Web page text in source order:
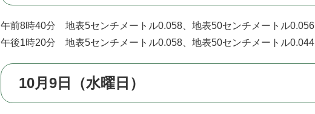
午前8時40分 地表5センチメートル0.058、地表50センチメートル0.056
午後1時20分 地表5センチメートル0.058、地表50センチメートル0.044
10月9日（水曜日）